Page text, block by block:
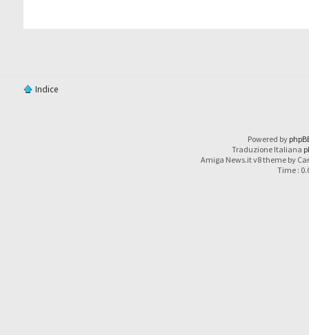
Indice
Powered by
Traduzione Italiana
Amiga News.it v8 theme by
Time :